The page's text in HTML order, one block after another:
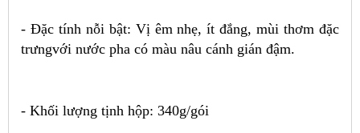
- Đặc tính nỗi bật: Vị êm nhẹ, ít đắng, mùi thơm đặc
trưngvới nước pha có màu nâu cánh gián đậm.
- Khối lượng tịnh hộp: 340g/gói